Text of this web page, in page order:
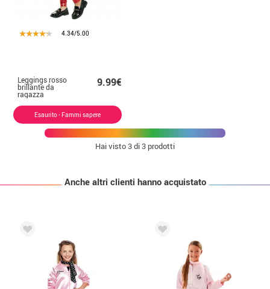
4.34/5.00
Leggings rosso
brillante da
ragazza
9.99€
Esaurito - Fammi sapere
Hai visto3di 3 prodotti
Anche altri clienti hanno acquistato